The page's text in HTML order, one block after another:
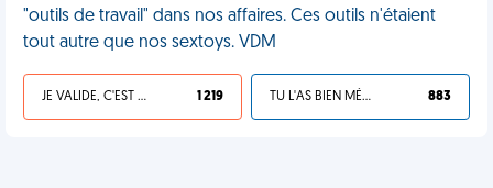
"outils de travail" dans nos affaires. Ces outils n'étaient
tout autre que nos sextoys. VDM
JE VALIDE, C'EST UNE VDM 1 219 TU L'AS BIEN MÉRITÉ 883